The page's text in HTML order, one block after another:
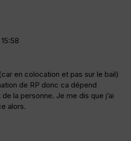
en colocation et pas sur le bail)
de RP donc ca dépend
la personne. Je me dis que j’ai
alors.